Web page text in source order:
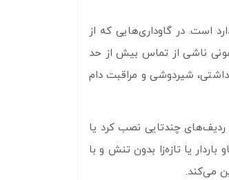
است. در گاوداری‌هایی که از
عفونی ناشی از تماس بیش از حد
شیردوشی و مراقبت دام
را می‌توان در ردیف‌های چندتایی نصب کرد یا
یا تازه‌زا بدون تنش و با
می‌کند.